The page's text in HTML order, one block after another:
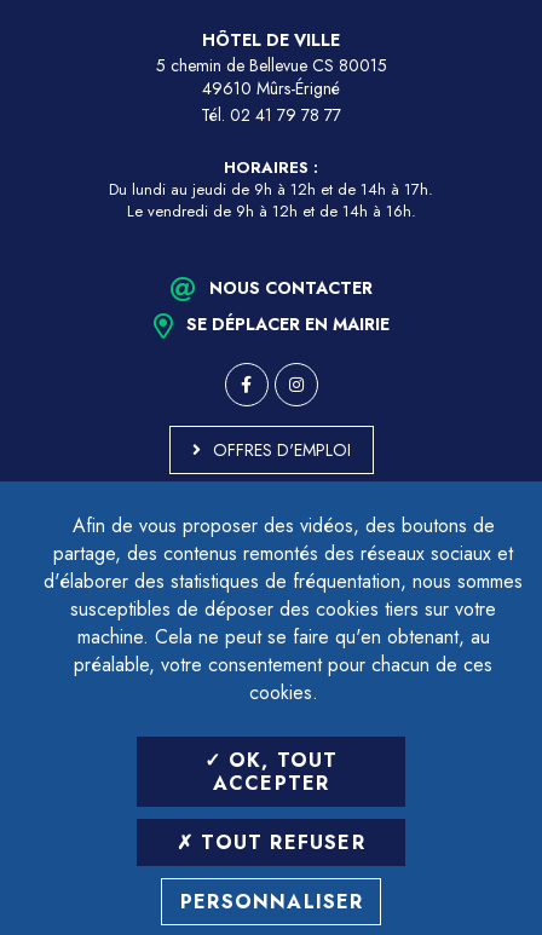
Afin de vous proposer des vidéos, des boutons de
partage, des contenus remontés des réseaux sociaux et
d'élaborer des statistiques de fréquentation, nous sommes
susceptibles de déposer des cookies tiers sur votre
machine. Cela ne peut se faire qu'en obtenant, au
préalable, votre consentement pour chacun de ces
cookies.
OK, TOUT
ACCEPTER
TOUT REFUSER
PERSONNALISER
HÔTEL DE VILLE
5 chemin de Bellevue CS 80015
49610 Mûrs-Érigné
Tél. 02 41 79 78 77
HORAIRES :
Du lundi au jeudi de 9h à 12h et de 14h à 17h.
Le vendredi de 9h à 12h et de 14h à 16h.
NOUS CONTACTER
SE DÉPLACER EN MAIRIE
OFFRES D'EMPLOI
ACCESSIBILITÉ - PARTIELLEMENT CONFORME
PLAN DU SITE
MENTIONS LÉGALES
CONTACTER LE DÉLÉGUÉ À LA PROTECTION DES DONNÉES
GESTION DES COOKIES
LETTRE D'INFORMATION
SAISIR VOTRE ADRESSE E-MAIL
POUR VOUS INSCRIRE :
ARCHIVES DÉSINSCRIPTION